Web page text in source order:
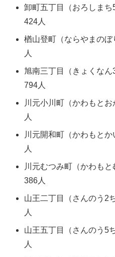
卸町五丁目（おろしま
424人
楢山登町（ならやまの
人
旭南三丁目（きょくな
794人
川元小川町（かわもと
人
川元開和町（かわもと
人
川元むつみ町（かわも
386人
山王二丁目（さんのう2
人
山王五丁目（さんのう5
人